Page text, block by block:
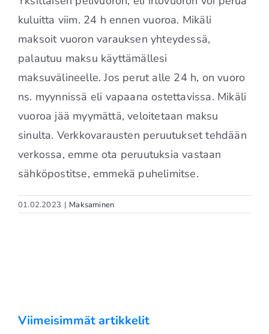
kuluitta viim. 24 h ennen vuoroa. Mikäli
maksoit vuoron varauksen yhteydessä,
palautuu maksu käyttämällesi
maksuvälineelle. Jos perut alle 24 h, on vuoro
ns. myynnissä eli vapaana ostettavissa. Mikäli
vuoroa jää myymättä, veloitetaan maksu
sinulta. Verkkovarausten peruutukset tehdään
verkossa, emme ota peruutuksia vastaan
sähköpostitse, emmekä puhelimitse.
01.02.2023 | Maksaminen
Viimeisimmät artikkelit